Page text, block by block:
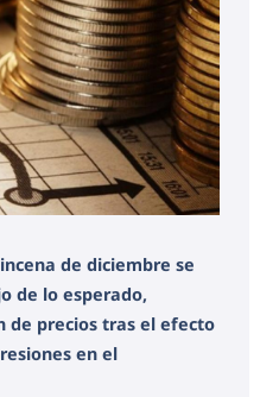
de diciembre se
de lo esperado,
de precios tras el efecto
en el